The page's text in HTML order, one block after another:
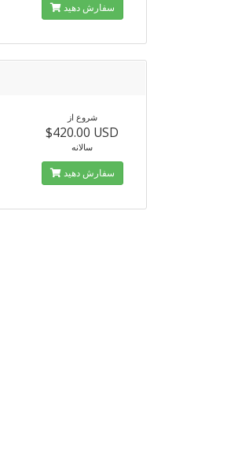
سفارش دهید
شروع از
$420.00 USD
سالانه
سفارش دهید